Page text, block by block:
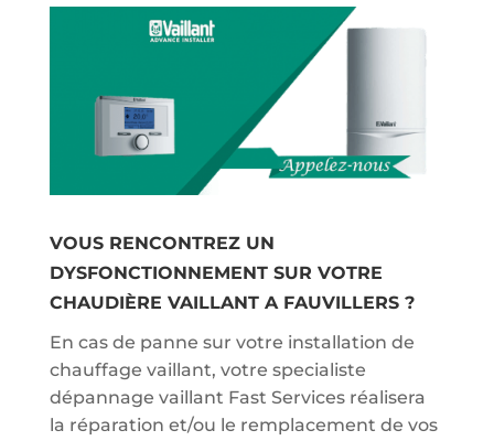
VOUS RENCONTREZ UN
DYSFONCTIONNEMENT SUR VOTRE
CHAUDIÈRE VAILLANT A FAUVILLERS ?
En cas de panne sur votre installation de
chauffage vaillant, votre specialiste
dépannage vaillant Fast Services réalisera
la réparation et/ou le remplacement de vos